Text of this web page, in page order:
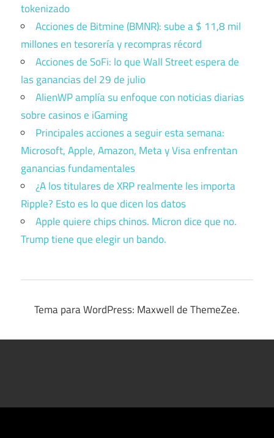
tokenizado
Acciones de Bitmine (BMNR): sube a $ 11,8 mil
millones en tesorería y recompras récord
Acciones de SoFi: lo que Wall Street espera de
las ganancias del 29 de julio
AlienWP amplía su enfoque con noticias diarias
sobre casinos e iGaming
Principales acciones a seguir esta semana:
Microsoft, Apple, Amazon, Meta y Visa enfrentan
ganancias fundamentales
¿A los titulares de XRP realmente les importa
Ripple? Esto es lo que dicen los datos
Apple quiere chips chinos. Micron dice que no.
Trump tiene que elegir un bando.
Tema para WordPress: Maxwell de ThemeZee.